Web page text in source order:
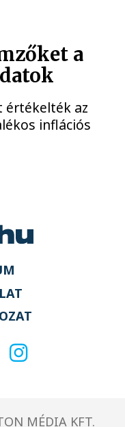
a
értékelték az
inflációs
MÉDIA KFT.